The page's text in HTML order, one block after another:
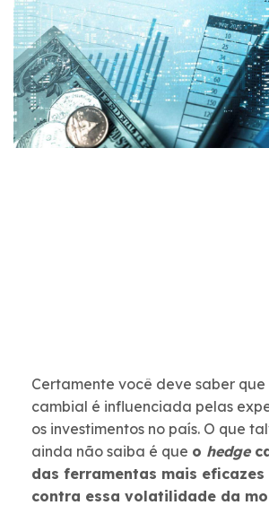
Certamente você deve saber
cambial é influenciada pelas
os investimentos no país. O que
ainda não saiba é que o hedge
das ferramentas mais
contra essa volatilidade da